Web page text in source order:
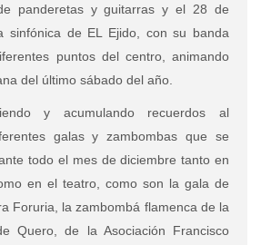
panderetas y guitarras y el 28 de
sinfónica de EL Ejido, con su banda
puntos del centro, animando
del último sábado del año.
y acumulando recuerdos al
galas y zambombas que se
todo el mes de diciembre tanto en
en el teatro, como son la gala de
Foruria, la zambombá flamenca de la
Quero, de la Asociación Francisco